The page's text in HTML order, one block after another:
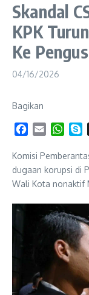
Skandal
KPK
Ke
04/16/2026
Bagikan
Facebook
Email
Komisi
dugaan korupsi di
Wali Kota nonaktif